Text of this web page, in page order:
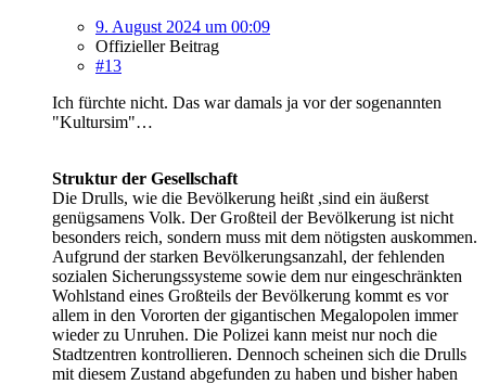
9. August 2024 um 00:09
Offizieller Beitrag
#13
Ich fürchte nicht. Das war damals ja vor der sogenannten
"Kultursim"…
Struktur der Gesellschaft
Die Drulls, wie die Bevölkerung heißt ,sind ein äußerst
genügsamens Volk. Der Großteil der Bevölkerung ist nicht
besonders reich, sondern muss mit dem nötigsten auskommen.
Aufgrund der starken Bevölkerungsanzahl, der fehlenden
sozialen Sicherungssysteme sowie dem nur eingeschränkten
Wohlstand eines Großteils der Bevölkerung kommt es vor
allem in den Vororten der gigantischen Megalopolen immer
wieder zu Unruhen. Die Polizei kann meist nur noch die
Stadtzentren kontrollieren. Dennoch scheinen sich die Drulls
mit diesem Zustand abgefunden zu haben und bisher haben